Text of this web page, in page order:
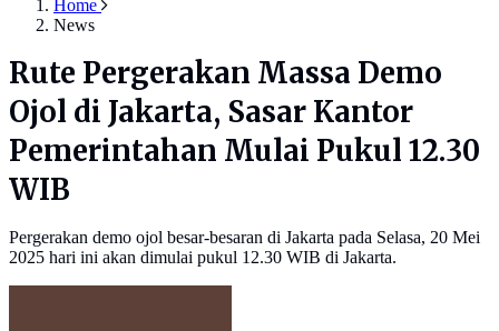
Home
News
Rute Pergerakan Massa Demo
Ojol di Jakarta, Sasar Kantor
Pemerintahan Mulai Pukul 12.30
WIB
Pergerakan demo ojol besar-besaran di Jakarta pada Selasa, 20 Mei
2025 hari ini akan dimulai pukul 12.30 WIB di Jakarta.